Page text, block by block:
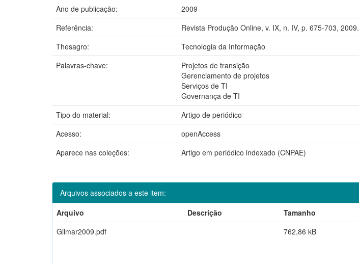
Ano de publicação:
2009
Referência:
Revista Produção Online, v. IX, n. IV, p. 675-703, 2009.
Thesagro:
Tecnologia da Informação
Palavras-chave:
Projetos de transição
Gerenciamento de projetos
Serviços de TI
Governança de TI
Tipo do material:
Artigo de periódico
Acesso:
openAccess
Aparece nas coleções:
Artigo em periódico indexado (CNPAE)
Arquivos associados a este item:
Arquivo
Descrição Tamanho
Gilmar2009.pdf
762,86 kB